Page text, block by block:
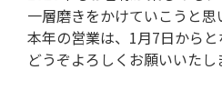
一層磨きをかけていこうと思
本年の営業は、1月7日からと
どうぞよろしくお願いいたし